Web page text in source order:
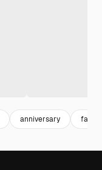
anniversary